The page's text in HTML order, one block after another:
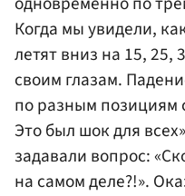
Когда мы увидели,
летят вниз на 15,
своим глазам.
по разным позициям
Это был шок для
задавали вопрос:
на самом деле?!».